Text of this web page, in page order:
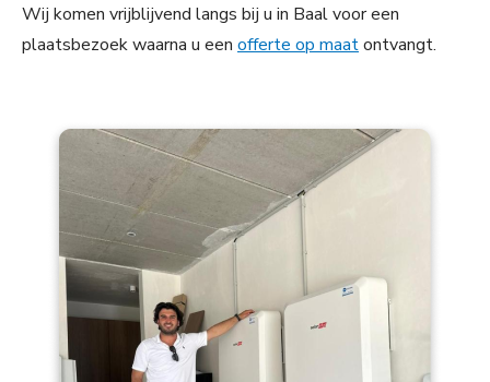
Wij komen vrijblijvend langs bij u in Baal voor een
plaatsbezoek waarna u een offerte op maatontvangt.